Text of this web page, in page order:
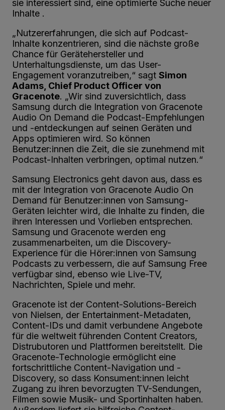
sie interessiert sind, eine optimierte Suche neuer
Inhalte .
„Nutzererfahrungen, die sich auf Podcast-
Inhalte konzentrieren, sind die nächste große
Chance für Gerätehersteller und
Unterhaltungsdienste, um das User-
Engagement voranzutreiben,“ sagt Simon
Adams, Chief Product Officer von
Gracenote. „Wir sind zuversichtlich, dass
Samsung durch die Integration von Gracenote
Audio On Demand die Podcast-Empfehlungen
und -entdeckungen auf seinen Geräten und
Apps optimieren wird. So können
Benutzer:innen die Zeit, die sie zunehmend mit
Podcast-Inhalten verbringen, optimal nutzen.“
Samsung Electronics geht davon aus, dass es
mit der Integration von Gracenote Audio On
Demand für Benutzer:innen von Samsung-
Geräten leichter wird, die Inhalte zu finden, die
ihren Interessen und Vorlieben entsprechen.
Samsung und Gracenote werden eng
zusammenarbeiten, um die Discovery-
Experience für die Hörer:innen von Samsung
Podcasts zu verbessern, die auf Samsung Free
verfügbar sind, ebenso wie Live-TV,
Nachrichten, Spiele und mehr.
Gracenote ist der Content-Solutions-Bereich
von Nielsen, der Entertainment-Metadaten,
Content-IDs und damit verbundene Angebote
für die weltweit führenden Content Creators,
Distrubutoren und Plattformen bereitstellt. Die
Gracenote-Technologie ermöglicht eine
fortschrittliche Content-Navigation und -
Discovery, so dass Konsument:innen leicht
Zugang zu ihren bevorzugten TV-Sendungen,
Filmen sowie Musik- und Sportinhalten haben.